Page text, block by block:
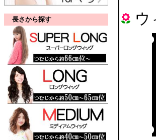
長さから探す ウ